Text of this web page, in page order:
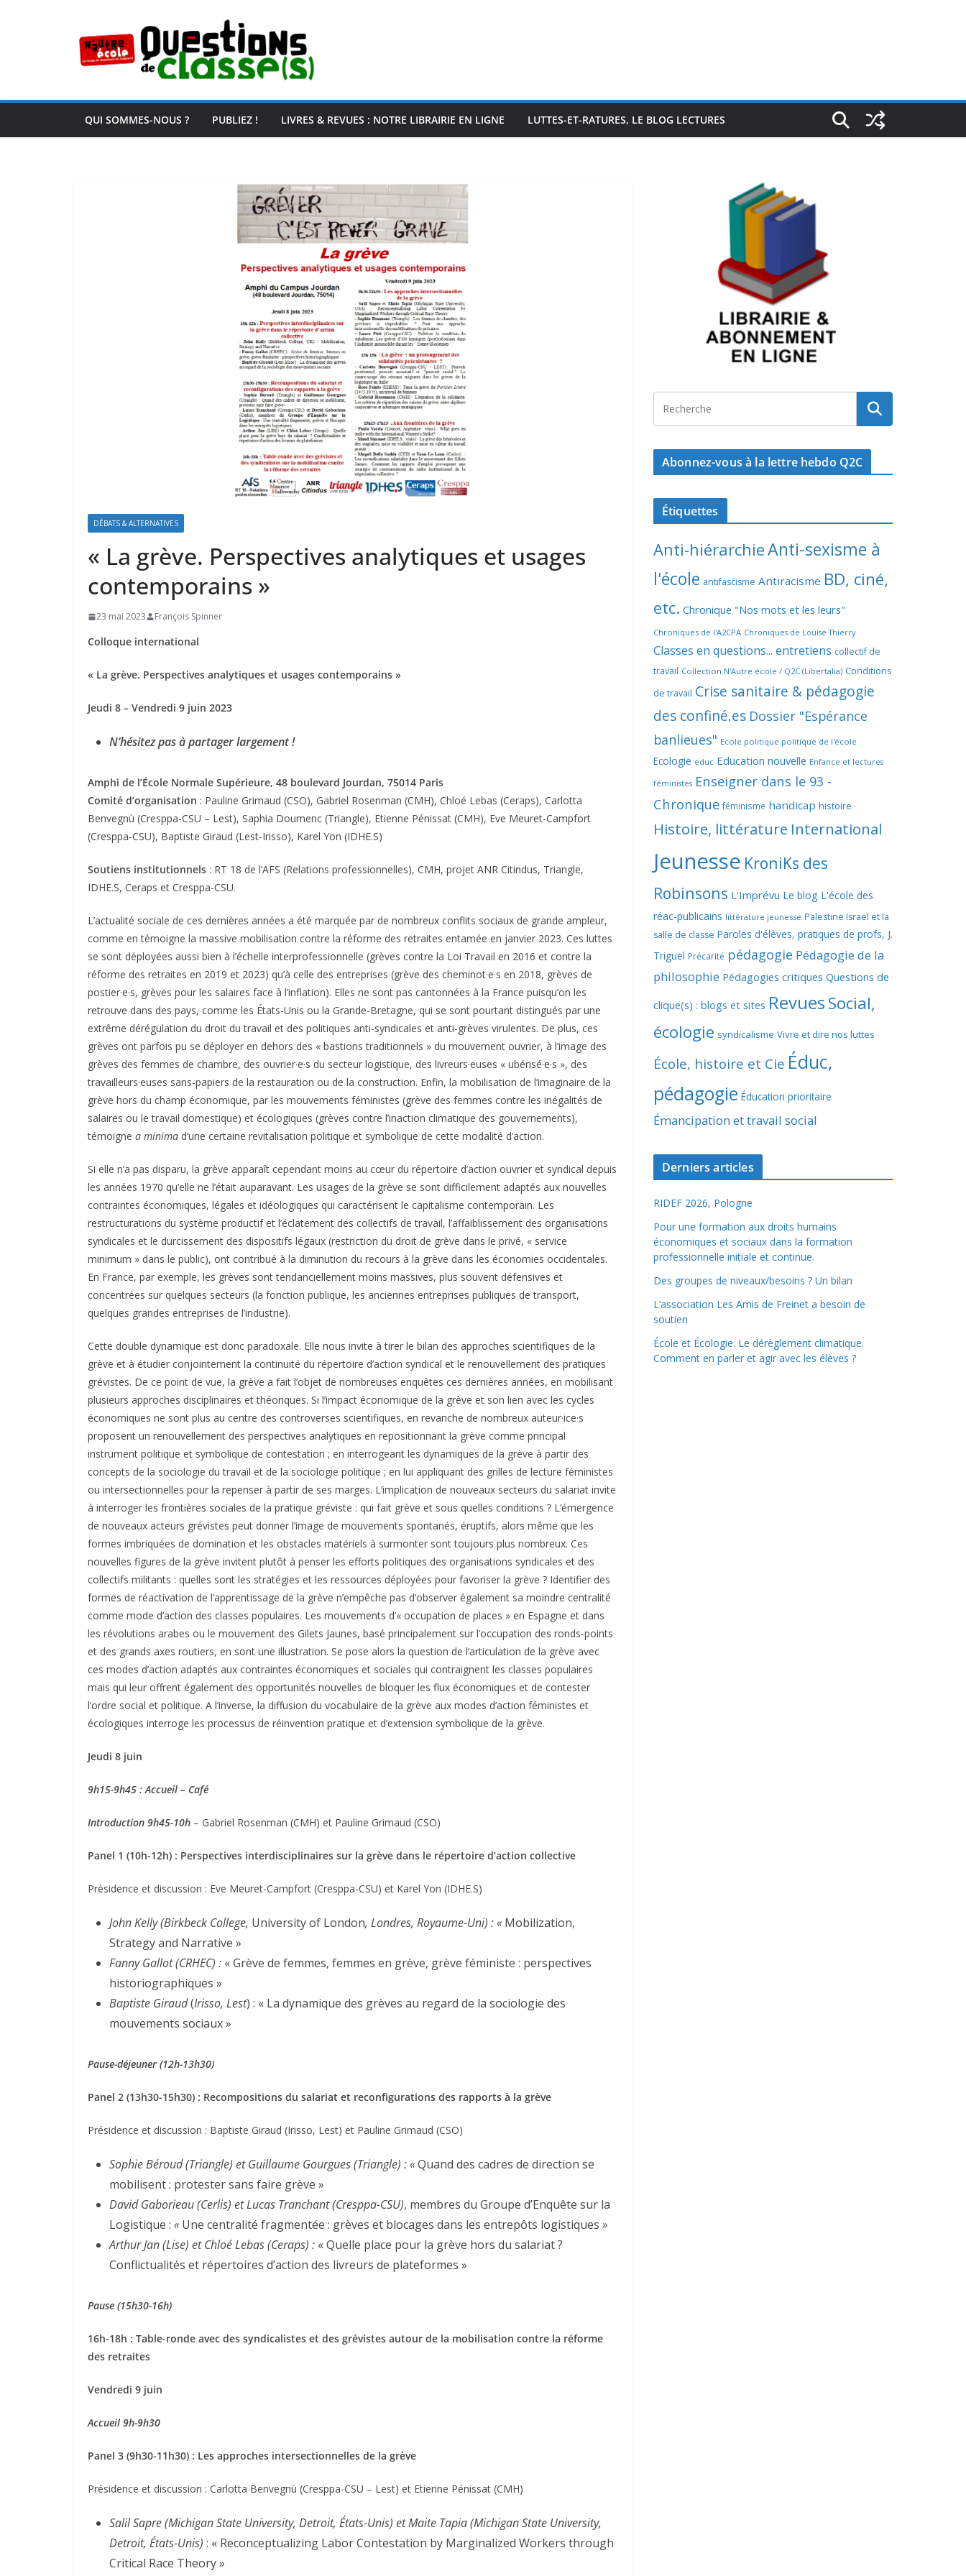
QUI SOMMES-NOUS ? PUBLIEZ ! LIVRES & REVUES : NOTRE LIBRAIRIE EN LIGNE LUTTES-ET-RATURES, LE BLOG LECTURES
DÉBATS & ALTERNATIVES
« La grève. Perspectives analytiques et usages
contemporains »
23 mai 2023 François Spinner
Colloque international
« La grève. Perspectives analytiques et usages contemporains »
Jeudi 8 – Vendredi 9 juin 2023
N’hésitez pas à partager largement !
Amphi de l’École Normale Supérieure, 48 boulevard Jourdan, 75014 Paris
Comité d’organisation : Pauline Grimaud (CSO), Gabriel Rosenman (CMH), Chloé Lebas (Ceraps), Carlotta
Benvegnù (Cresppa-CSU – Lest), Saphia Doumenc (Triangle), Etienne Pénissat (CMH), Eve Meuret-Campfort
(Cresppa-CSU), Baptiste Giraud (Lest-Irisso), Karel Yon (IDHE.S)
Soutiens institutionnels : RT 18 de l’AFS (Relations professionnelles), CMH, projet ANR Citindus, Triangle,
IDHE.S, Ceraps et Cresppa-CSU.
L’actualité sociale de ces dernières années a été marquée par de nombreux conflits sociaux de grande ampleur,
comme en témoigne la massive mobilisation contre la réforme des retraites entamée en janvier 2023. Ces luttes
se sont déployées aussi bien à l’échelle interprofessionnelle (grèves contre la Loi Travail en 2016 et contre la
réforme des retraites en 2019 et 2023) qu’à celle des entreprises (grève des cheminot·e·s en 2018, grèves de
postier·e·s, grèves pour les salaires face à l’inflation). Elles ne sont pas cantonnées à la France puisqu’on les
retrouve dans des pays, comme les États-Unis ou la Grande-Bretagne, qui se sont pourtant distingués par une
extrême dérégulation du droit du travail et des politiques anti-syndicales et anti-grèves virulentes. De plus, ces
grèves ont parfois pu se déployer en dehors des « bastions traditionnels » du mouvement ouvrier, à l’image des
grèves des femmes de chambre, des ouvrier·e·s du secteur logistique, des livreurs·euses « ubérisé·e·s », des
travailleurs·euses sans-papiers de la restauration ou de la construction. Enfin, la mobilisation de l’imaginaire de la
grève hors du champ économique, par les mouvements féministes (grève des femmes contre les inégalités de
salaires ou le travail domestique) et écologiques (grèves contre l’inaction climatique des gouvernements),
témoigne a minima d’une certaine revitalisation politique et symbolique de cette modalité d’action.
Si elle n’a pas disparu, la grève apparaît cependant moins au cœur du répertoire d’action ouvrier et syndical depuis
les années 1970 qu’elle ne l’était auparavant. Les usages de la grève se sont difficilement adaptés aux nouvelles
contraintes économiques, légales et idéologiques qui caractérisent le capitalisme contemporain. Les
restructurations du système productif et l’éclatement des collectifs de travail, l’affaiblissement des organisations
syndicales et le durcissement des dispositifs légaux (restriction du droit de grève dans le privé, « service
minimum » dans le public), ont contribué à la diminution du recours à la grève dans les économies occidentales.
En France, par exemple, les grèves sont tendanciellement moins massives, plus souvent défensives et
concentrées sur quelques secteurs (la fonction publique, les anciennes entreprises publiques de transport,
quelques grandes entreprises de l’industrie).
Cette double dynamique est donc paradoxale. Elle nous invite à tirer le bilan des approches scientifiques de la
grève et à étudier conjointement la continuité du répertoire d’action syndical et le renouvellement des pratiques
grévistes. De ce point de vue, la grève a fait l’objet de nombreuses enquêtes ces dernières années, en mobilisant
plusieurs approches disciplinaires et théoriques. Si l’impact économique de la grève et son lien avec les cycles
économiques ne sont plus au centre des controverses scientifiques, en revanche de nombreux auteur·ice·s
proposent un renouvellement des perspectives analytiques en repositionnant la grève comme principal
instrument politique et symbolique de contestation ; en interrogeant les dynamiques de la grève à partir des
concepts de la sociologie du travail et de la sociologie politique ; en lui appliquant des grilles de lecture féministes
ou intersectionnelles pour la repenser à partir de ses marges. L’implication de nouveaux secteurs du salariat invite
à interroger les frontières sociales de la pratique gréviste : qui fait grève et sous quelles conditions ? L’émergence
de nouveaux acteurs grévistes peut donner l’image de mouvements spontanés, éruptifs, alors même que les
formes imbriquées de domination et les obstacles matériels à surmonter sont toujours plus nombreux. Ces
nouvelles figures de la grève invitent plutôt à penser les efforts politiques des organisations syndicales et des
collectifs militants : quelles sont les stratégies et les ressources déployées pour favoriser la grève ? Identifier des
formes de réactivation de l’apprentissage de la grève n’empêche pas d’observer également sa moindre centralité
comme mode d’action des classes populaires. Les mouvements d’« occupation de places » en Espagne et dans
les révolutions arabes ou le mouvement des Gilets Jaunes, basé principalement sur l’occupation des ronds-points
et des grands axes routiers, en sont une illustration. Se pose alors la question de l’articulation de la grève avec
ces modes d’action adaptés aux contraintes économiques et sociales qui contraignent les classes populaires
mais qui leur offrent également des opportunités nouvelles de bloquer les flux économiques et de contester
l’ordre social et politique. A l’inverse, la diffusion du vocabulaire de la grève aux modes d’action féministes et
écologiques interroge les processus de réinvention pratique et d’extension symbolique de la grève.
Jeudi 8 juin
9h15-9h45 : Accueil – Café
Introduction 9h45-10h – Gabriel Rosenman (CMH) et Pauline Grimaud (CSO)
Panel 1 (10h-12h) : Perspectives interdisciplinaires sur la grève dans le répertoire d’action collective
Présidence et discussion : Eve Meuret-Campfort (Cresppa-CSU) et Karel Yon (IDHE.S)
John Kelly (Birkbeck College, University of London, Londres, Royaume-Uni) : « Mobilization,
Strategy and Narrative »
Fanny Gallot (CRHEC) : « Grève de femmes, femmes en grève, grève féministe : perspectives
historiographiques »
Baptiste Giraud(Irisso, Lest) : « La dynamique des grèves au regard de la sociologie des
mouvements sociaux »
Pause-déjeuner (12h-13h30)
Panel 2 (13h30-15h30) : Recompositions du salariat et reconfigurations des rapports à la grève
Présidence et discussion : Baptiste Giraud (Irisso, Lest) et Pauline Grimaud (CSO)
Sophie Béroud (Triangle) et Guillaume Gourgues (Triangle) : «Quand des cadres de direction se
mobilisent : protester sans faire grève »
David Gaborieau (Cerlis) et Lucas Tranchant (Cresppa-CSU), membres du Groupe d’Enquête sur la
Logistique : « Une centralité fragmentée : grèves et blocages dans les entrepôts logistiques »
Arthur Jan (Lise) et Chloé Lebas(Ceraps) : « Quelle place pour la grève hors du salariat ?
Conflictualités et répertoires d’action des livreurs de plateformes »
Pause (15h30-16h)
16h-18h : Table-ronde avec des syndicalistes et des grévistes autour de la mobilisation contre la réforme
des retraites
Vendredi 9 juin
Accueil 9h-9h30
Panel 3 (9h30-11h30) : Les approches intersectionnelles de la grève
Présidence et discussion : Carlotta Benvegnù (Cresppa-CSU – Lest) et Etienne Pénissat (CMH)
Salil Sapre (Michigan State University, Detroit, États-Unis) et Maite Tapia (Michigan State University,
Detroit, États-Unis) : « Reconceptualizing Labor Contestation by Marginalized Workers through
Critical Race Theory »
Abonnez-vous à la lettre hebdo Q2C
Étiquettes
Anti-hiérarchieAnti-sexisme à
l'école antifascisme Antiracisme BD, ciné,
etc. Chronique "Nos mots et les leurs"
Chroniques de l'A2CPA Chroniques de Louise Thierry
Classes en questions... entretiens collectif de
travail Collection N'Autre école / Q2C (Libertalia) Conditions
de travail Crise sanitaire & pédagogie
des confiné.es Dossier "Espérance
banlieues" Ecole politique politique de l'école
Ecologie educ Education nouvelle Enfance et lectures
féministes Enseigner dans le 93 -
Chronique féminisme handicap histoire
Histoire, littérature International
Jeunesse KroniKs des
Robinsons L'Imprévu Le blog L'école des
réac-publicains littérature jeunesse Palestine Israël et la
salle de classe Paroles d'élèves, pratiques de profs, J.
Triguel Précarité pédagogie Pédagogie de la
philosophie Pédagogies critiques Questions de
clique(s) : blogs et sites RevuesSocial,
écologie syndicalisme Vivre et dire nos luttes
École, histoire et Cie Éduc,
pédagogie Éducation prioritaire
Émancipation et travail social
Derniers articles
RIDEF 2026, Pologne
Pour une formation aux droits humains
économiques et sociaux dans la formation
professionnelle initiale et continue.
Des groupes de niveaux/besoins ? Un bilan
L’association Les Amis de Freinet a besoin de
soutien
École et Écologie. Le dérèglement climatique.
Comment en parler et agir avec les élèves ?